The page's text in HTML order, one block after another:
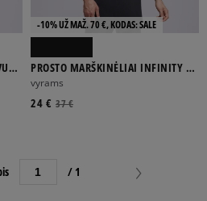
-10% UŽ MAŽ. 70 €, KODAS: SALE
PROSTO MARŠKINĖLIAI INFINITY D
BLACK
vyrams
37 €
24 €
/ 1